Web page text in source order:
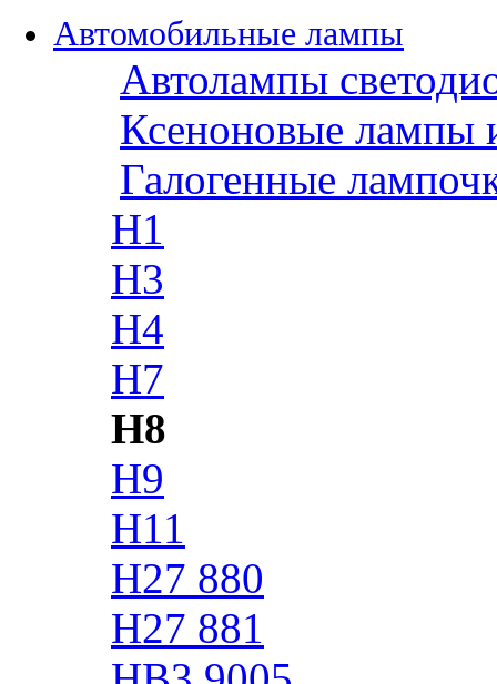
Автомобильные лампы
Автолампы
Ксеноновые лампы
Галогенные
H1
H3
H4
H7
H8
H9
H11
H27 880
H27 881